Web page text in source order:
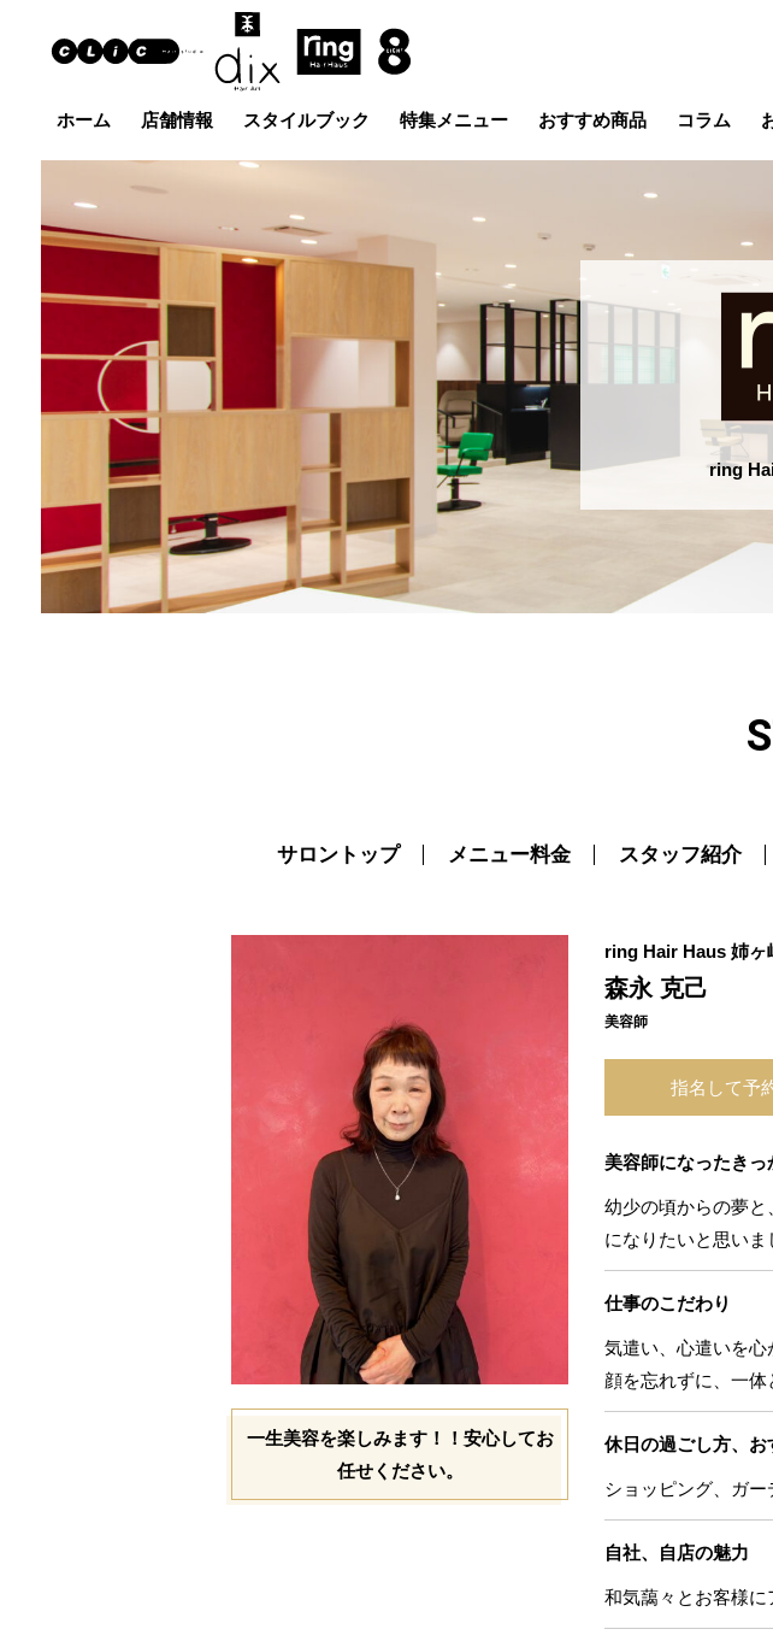
ホーム 店舗情報
Hair Art dix
浜野店 佐倉店
土気店
Hair studio CLIC
茂原店
鎌取店
スタイルブック 特集メニュー おすすめ商品 コラム
ring
サロントップ メニュー料金 スタッフ紹介
一生美容を楽しみます！！安心してお
任せください。
ring Hair Haus 姉ヶ
森永 克己
美容師
指名して予
美容師になったきっ
幼少の頃からの夢
になりたいと思いま
仕事のこだわり
気遣い、心遣いを
顔を忘れずに、一体
休日の過ごし方、
ショッピング、ガ
自社、自店の魅力
和気藹々とお客様に